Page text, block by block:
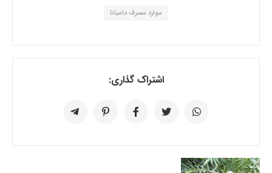
موارد مصرف دامیانا
اشتراک گذاری: